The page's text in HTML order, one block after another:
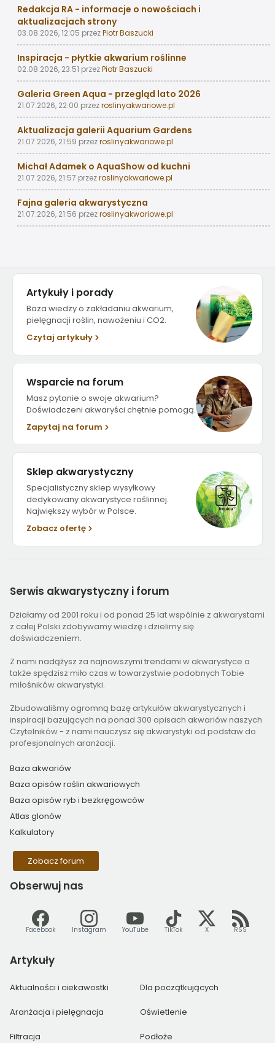
Redakcja RA - informacje o nowościach i
aktualizacjach strony
03.08.2026, 12:05 przezPiotr Baszucki
Inspiracja - płytkie akwarium roślinne
02.08.2026, 23:51 przezPiotr Baszucki
Galeria Green Aqua - przegląd lato 2026
21.07.2026, 22:00 przezroslinyakwariowe.pl
Aktualizacja galerii Aquarium Gardens
21.07.2026, 21:59 przezroslinyakwariowe.pl
Michał Adamek o AquaShow od kuchni
21.07.2026, 21:57 przezroslinyakwariowe.pl
Fajna galeria akwarystyczna
21.07.2026, 21:56 przezroslinyakwariowe.pl
Artykuły i porady
Baza wiedzy o zakładaniu akwarium,
pielęgnacji roślin, nawożeniu i CO2.
Czytaj artykuły
Wsparcie na forum
Masz pytanie o swoje akwarium?
Doświadczeni akwaryści chętnie pomogą.
Zapytaj na forum
Sklep akwarystyczny
Specjalistyczny sklep wysyłkowy
dedykowany akwarystyce roślinnej.
Największy wybór w Polsce.
Zobacz ofertę
Serwis akwarystyczny i forum
Działamy od 2001 roku i od ponad 25 lat wspólnie z akwarystami
z całej Polski zdobywamy wiedzę i dzielimy się
doświadczeniem.
Z nami nadążysz za najnowszymi trendami w akwarystyce a
także spędzisz miło czas w towarzystwie podobnych Tobie
miłośników akwarystyki.
Zbudowaliśmy ogromną bazę artykułów akwarystycznych i
inspiracji bazujących na ponad 300 opisach akwariów naszych
Czytelników - z nami nauczysz się akwarystyki od podstaw do
profesjonalnych aranżacji.
Baza akwariów
Baza opisów roślin akwariowych
Baza opisów ryb i bezkręgowców
Atlas glonów
Kalkulatory
Zobacz forum
Obserwuj nas
Facebook Instagram YouTube TikTok X RSS
Artykuły
Aktualności i ciekawostki Dla początkujących
Aranżacja i pielęgnacja Oświetlenie
Filtracja Podłoże